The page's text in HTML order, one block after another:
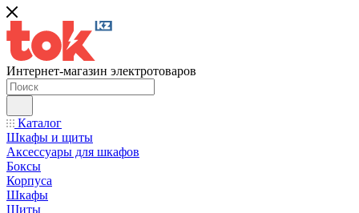
Интернет-магазин электротоваров
Каталог
Шкафы и щиты
Аксессуары для шкафов
Боксы
Корпуса
Шкафы
Щиты